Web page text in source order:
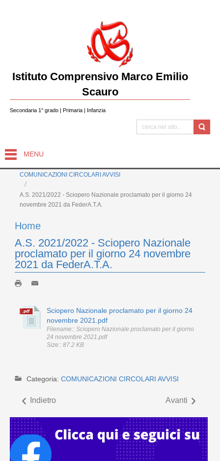
Istituto Comprensivo Marco Emilio
Scauro
Secondaria 1° grado | Primaria | Infanzia
MENU
COMUNICAZIONI CIRCOLARI AVVISI
A.S. 2021/2022 - Sciopero Nazionale proclamato per il giorno 24
novembre 2021 da FederA.T.A.
Home
A.S. 2021/2022 - Sciopero Nazionale
proclamato per il giorno 24 novembre
2021 da FederA.T.A.
Sciopero Nazionale proclamato per il giorno 24
novembre 2021.pdf
Filename:: Sciopero Nazionale proclamato per il giorno
24 novembre 2021.pdf
Size:: 87.2 KB
Categoria: COMUNICAZIONI CIRCOLARI AVVISI
Indietro Avanti